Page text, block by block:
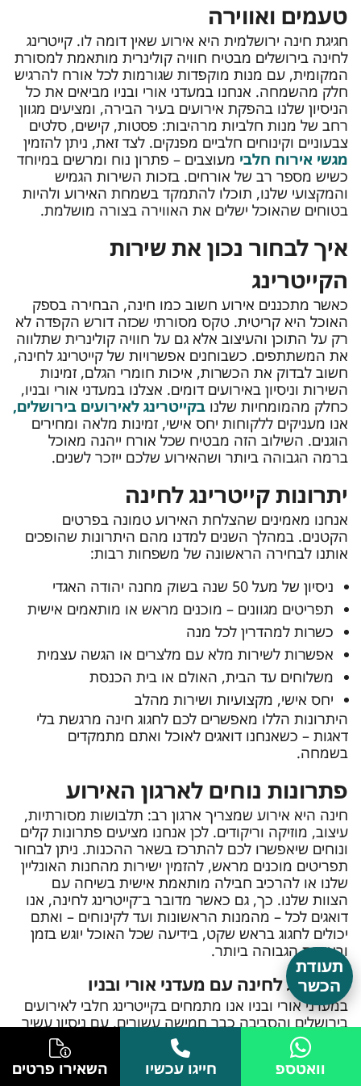
וואטספ חייגו עכשיו השאירו פרטים
טעמים ואווירה
חגיגת חינה ירושלמית היא אירוע שאין דומה לו. קייטרינג
לחינה בירושלים מבטיח חוויה קולינרית מותאמת למסורת
המקומית, עם מנות מוקפדות שגורמות לכל אורח להרגיש
חלק מהשמחה. אנחנו במעדני אורי ובניו מביאים את כל
הניסיון שלנו בהפקת אירועים בעיר הבירה, ומציעים מגוון
רחב של מנות חלביות מרהיבות: פסטות, קישים, סלטים
צבעוניים וקינוחים חלביים מפנקים. לצד זאת, ניתן להזמין
מגשי אירוח חלבי מעוצבים – פתרון נוח ומרשים במיוחד
כשיש מספר רב של אורחים. בזכות השירות הגמיש
והמקצועי שלנו, תוכלו להתמקד בשמחת האירוע ולהיות
בטוחים שהאוכל ישלים את האווירה בצורה מושלמת.
איך לבחור נכון את שירות
הקייטרינג
כאשר מתכננים אירוע חשוב כמו חינה, הבחירה בספק
האוכל היא קריטית. טקס מסורתי שכזה דורש הקפדה לא
רק על התוכן והעיצוב אלא גם על חוויה קולינרית שתלווה
את המשתתפים. כשבוחנים אפשרויות של קייטרינג לחינה,
חשוב לבדוק את הכשרות, איכות חומרי הגלם, זמינות
השירות וניסיון באירועים דומים. אצלנו במעדני אורי ובניו,
כחלק מהמומחיות שלנו בקייטרינג לאירועים בירושלים,
אנו מעניקים ללקוחות יחס אישי, זמינות מלאה ומחירים
הוגנים. השילוב הזה מבטיח שכל אורח ייהנה מאוכל
ברמה הגבוהה ביותר ושהאירוע שלכם ייזכר לשנים.
יתרונות קייטרינג לחינה
אנחנו מאמינים שהצלחת האירוע טמונה בפרטים
הקטנים. במהלך השנים למדנו מהם היתרונות שהופכים
אותנו לבחירה הראשונה של משפחות רבות:
ניסיון של מעל 50 שנה בשוק מחנה יהודה האגדי
תפריטים מגוונים – מוכנים מראש או מותאמים אישית
כשרות למהדרין לכל מנה
אפשרות לשירות מלא עם מלצרים או הגשה עצמית
משלוחים עד הבית, האולם או בית הכנסת
יחס אישי, מקצועיות ושירות מהלב
היתרונות הללו מאפשרים לכם לחגוג חינה מרגשת בלי
דאגות – כשאנחנו דואגים לאוכל ואתם מתמקדים
בשמחה.
פתרונות נוחים לארגון האירוע
חינה היא אירוע שמצריך ארגון רב: תלבושות מסורתיות,
עיצוב, מוזיקה וריקודים. לכן אנחנו מציעים פתרונות קלים
ונוחים שיאפשרו לכם להתרכז בשאר ההכנות. ניתן לבחור
תפריטים מוכנים מראש, להזמין ישירות מהחנות האונליין
שלנו או להרכיב חבילה מותאמת אישית בשיחה עם
הצוות שלנו. כך, גם כאשר מדובר ב־קייטרינג לחינה, אנו
דואגים לכל – מהמנות הראשונות ועד לקינוחים – ואתם
יכולים לחגוג בראש שקט, בידיעה שכל האוכל יוגש בזמן
ובאיכות הגבוהה ביותר.
קייטרינג לחינה עם מעדני אורי ובניו
במעדני אורי ובניו אנו מתמחים בקייטרינג חלבי לאירועים
בירושלים והסביבה כבר חמישה עשורים, עם ניסיון עשיר
באלפי אירועים. אנו יושבים בלב שוק מחנה יהודה המוכר,
ומציעים קייטרינג כשר למהדרין, עם שירות אישי ומחירים
הוגנים. ההתמחות שלנו באירועי חינה מאפשרת לנו
תעודת
הכשר